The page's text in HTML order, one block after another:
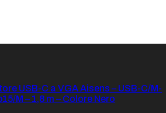
USB-C a VGA Aisens – USB-C/M-
M – 1,8 m – Colore Nero